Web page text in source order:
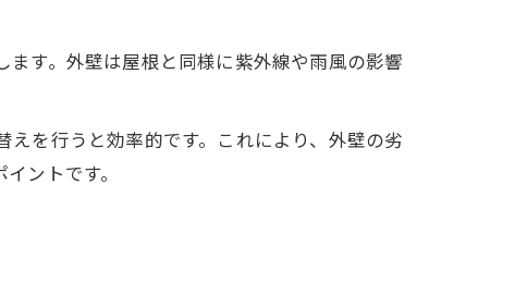
す。外壁は屋根と同様に紫外線や雨風の影響
を行うと効率的です。これにより、外壁の劣
ントです。